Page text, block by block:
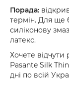
Порада:
термін. Для ще
силіконову
латекс.
Хочете
Pasante Silk
дні по всій